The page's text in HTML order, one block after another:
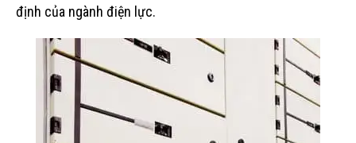
định của ngành điện lực.